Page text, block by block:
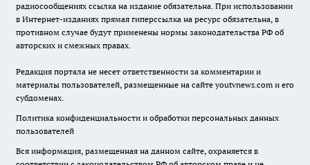
радиосообщениях ссылка на издание обязательна. При использовании
в Интернет-изданиях прямая гиперссылка на ресурс обязательна, в
противном случае будут применены нормы законодательства РФ об
авторских и смежных правах.
Редакция портала не несет ответственности за комментарии и
материалы пользователей, размещенные на сайте youtvnews.com и его
субдоменах.
Политика конфиденциальности и обработки персональных данных
пользователей
Вся информация, размещенная на данном сайте, охраняется в